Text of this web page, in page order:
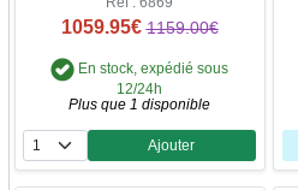
1059.95€ 1159.00€
En stock, expédié sous
12/24h
Plus que 1 disponible
Quantité
Ajouter